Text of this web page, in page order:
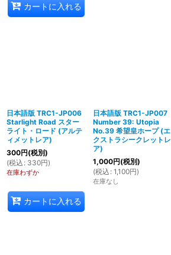
カートに入れる
日本語版 TRC1-JP006
Starlight Road スター
ライト・ロード (アルテ
ィメットレア)
300円(税別)
(税込 : 330円)
在庫わずか
カートに入れる
日本語版 TRC1-JP007
Number 39: Utopia
No.39 希望皇ホープ (エ
クストラシークレットレ
ア)
1,000円(税別)
(税込 : 1,100円)
在庫なし